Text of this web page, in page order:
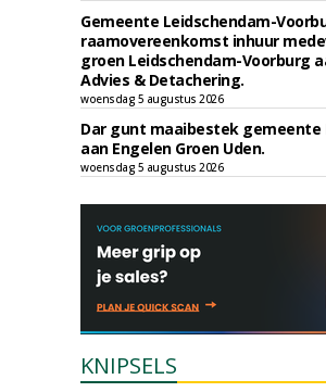
Gemeente Leidschendam-
raamovereenkomst inhuur
groen Leidschendam-Voorburg
Advies & Detachering.
woensdag 5 augustus 2026
Dar gunt maaibestek gemeente
aan Engelen Groen Uden.
woensdag 5 augustus 2026
KNIPSELS